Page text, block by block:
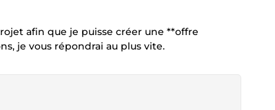
afin que je puisse créer une **offre
je vous répondrai au plus vite.